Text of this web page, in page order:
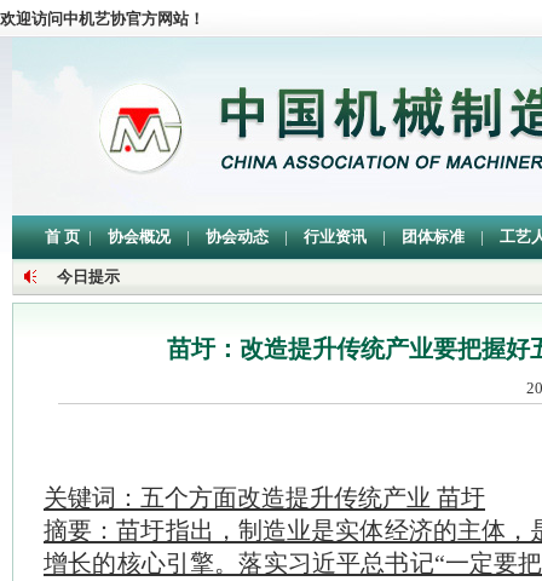
欢迎访问中机艺协官方网站！
首 页 | 协会概况 | 协会动态 | 行业资讯 | 团体标准 | 工艺
今日提示
苗圩：改造提升传统产业要把握好
关键词：五个方面改造提升传统产业 苗圩
摘要：苗圩指出，制造业是实体经济的主体，
增长的核心引擎。落实习近平总书记“一定要